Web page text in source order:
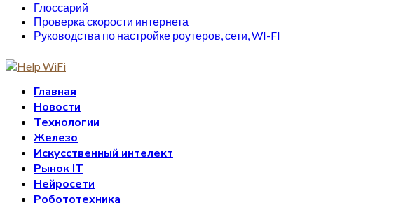
Глоссарий
Проверка скорости интернета
Руководства по настройке роутеров, сети, WI-FI
Главная
Новости
Технологии
Железо
Искусственный интелект
Рынок IT
Нейросети
Робототехника